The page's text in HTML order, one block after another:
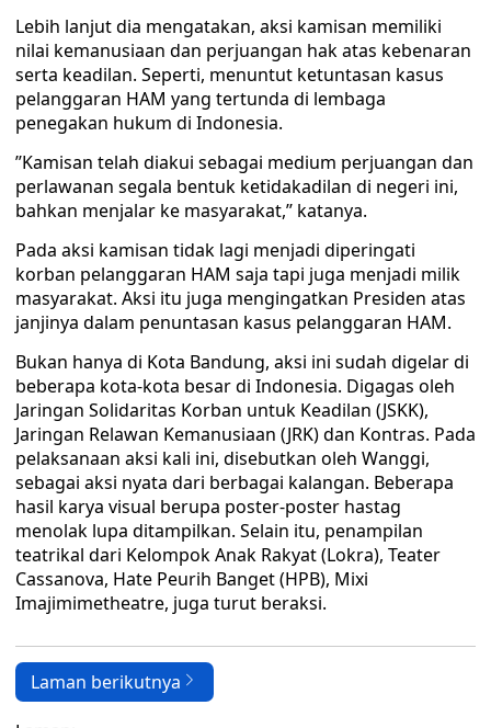
Lebih lanjut dia mengatakan, aksi kamisan memiliki
nilai kemanusiaan dan perjuangan hak atas kebenaran
serta keadilan. Seperti, menuntut ketuntasan kasus
pelanggaran HAM yang tertunda di lembaga
penegakan hukum di Indonesia.
’’Kamisan telah diakui sebagai medium perjuangan dan
perlawanan segala bentuk ketidakadilan di negeri ini,
bahkan menjalar ke masyarakat,’’ katanya.
Pada aksi kamisan tidak lagi menjadi diperingati
korban pelanggaran HAM saja tapi juga menjadi milik
masyarakat. Aksi itu juga mengingatkan Presiden atas
janjinya dalam penuntasan kasus pelanggaran HAM.
Bukan hanya di Kota Bandung, aksi ini sudah digelar di
beberapa kota-kota besar di Indonesia. Digagas oleh
Jaringan Solidaritas Korban untuk Keadilan (JSKK),
Jaringan Relawan Kemanusiaan (JRK) dan Kontras. Pada
pelaksanaan aksi kali ini, disebutkan oleh Wanggi,
sebagai aksi nyata dari berbagai kalangan. Beberapa
hasil karya visual berupa poster-poster hastag
menolak lupa ditampilkan. Selain itu, penampilan
teatrikal dari Kelompok Anak Rakyat (Lokra), Teater
Cassanova, Hate Peurih Banget (HPB), Mixi
Imajimimetheatre, juga turut beraksi.
Laman berikutnya